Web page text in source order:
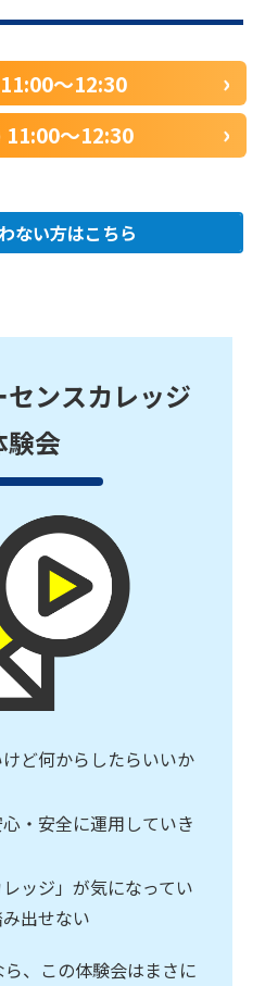
〜12:30
〜12:30
ない方はこちら
ンスカレッジ
験会
ど何からしたらいいか
・安全に運用していき
レッジ」が気になってい
出せない
、この体験会はまさに